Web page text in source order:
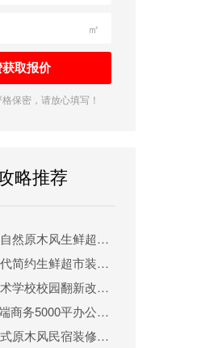
㎡
保密，请放心填写！
略推荐
马鞍山5000平自然原木风生鲜超市装修设计案例
芜湖3000平现代简约生鲜超市装修设计
安庆8000平技术学校校园翻新改造项目
轻奢新中式高端商务5000平办公楼装修设计项目
滁州1000平中式原木风民宿装修设计项目